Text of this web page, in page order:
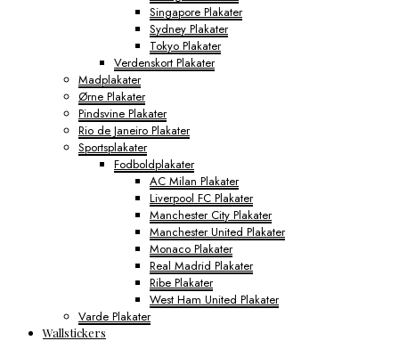
Singapore Plakater
Sydney Plakater
Tokyo Plakater
Verdenskort Plakater
Madplakater
Ørne Plakater
Pindsvine Plakater
Rio de Janeiro Plakater
Sportsplakater
Fodboldplakater
AC Milan Plakater
Liverpool FC Plakater
Manchester City Plakater
Manchester United Plakater
Monaco Plakater
Real Madrid Plakater
Ribe Plakater
West Ham United Plakater
Varde Plakater
Wallstickers